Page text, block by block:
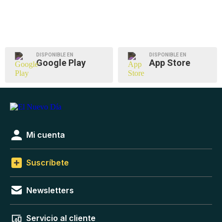
DISPONIBLE EN
Google Play
DISPONIBLE EN
App Store
Mi cuenta
Suscríbete
Newsletters
Servicio al cliente